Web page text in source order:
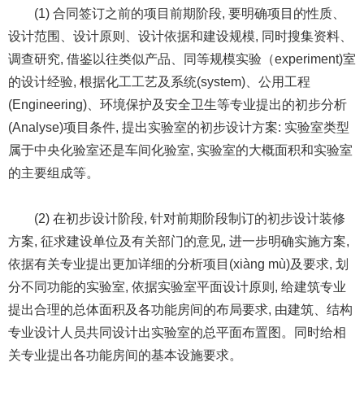
(1) 合同签订之前的项目前期阶段, 要明确项目的性质、
设计范围、设计原则、设计依据和建设规模, 同时搜集资料、
调查研究, 借鉴以往类似产品、同等规模实验（experiment)室
的设计经验, 根据化工工艺及系统(system)、公用工程
(Engineering)、环境保护及安全卫生等专业提出的初步分析
(Analyse)项目条件, 提出实验室的初步设计方案: 实验室类型
属于中央化验室还是车间化验室, 实验室的大概面积和实验室
的主要组成等。
(2) 在初步设计阶段, 针对前期阶段制订的初步设计装修
方案, 征求建设单位及有关部门的意见, 进一步明确实施方案,
依据有关专业提出更加详细的分析项目(xiàng mù)及要求, 划
分不同功能的实验室, 依据实验室平面设计原则, 给建筑专业
提出合理的总体面积及各功能房间的布局要求, 由建筑、结构
专业设计人员共同设计出实验室的总平面布置图。同时给相
关专业提出各功能房间的基本设施要求。